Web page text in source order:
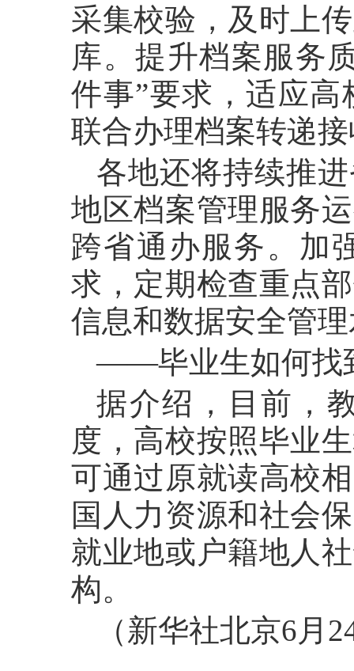
采集校验，及时上
库。提升档案服务
件事”要求，适应
联合办理档案转递
各地还将持续推
地区档案管理服务
跨省通办服务。加
求，定期检查重点
信息和数据安全管
——毕业生如何找
据介绍，目前，
度，高校按照毕业
可通过原就读高校
国人力资源和社会
就业地或户籍地人
构。
（新华社北京6月